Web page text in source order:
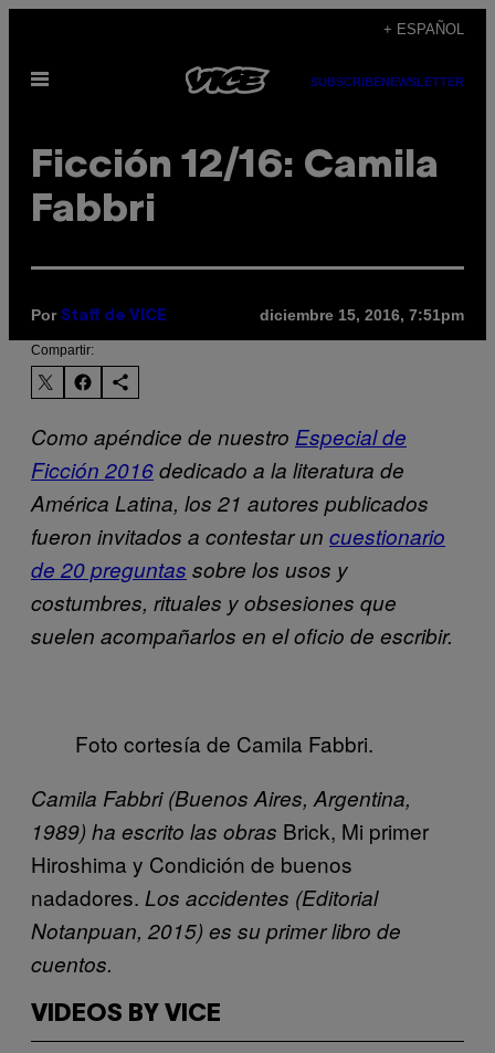
contenido
+ ESPAÑOL
Abrir
SUBSCRIBENEWSLETTER
Ficción 12/16: Camila
Fabbri
Por Staff de VICE diciembre 15, 2016, 7:51pm
Compartir:
Como apéndice de nuestro Especial de
Ficción 2016dedicado a la literatura de
América Latina, los 21 autores publicados
fueron invitados a contestar un cuestionario
de 20 preguntas sobre los usos y
costumbres, rituales y obsesiones que
suelen acompañarlos en el oficio de escribir.
Foto cortesía de Camila Fabbri.
Camila Fabbri (Buenos Aires, Argentina,
1989) ha escrito las obras Brick, Mi primer
Hiroshima y Condición de buenos
nadadores. Los accidentes (Editorial
Notanpuan, 2015) es su primer libro de
cuentos.
VIDEOS BY VICE